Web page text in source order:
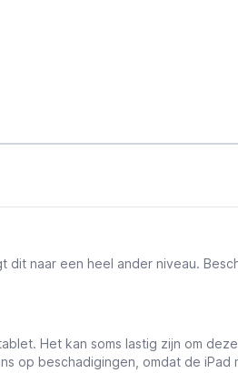
naar een heel ander niveau.
Het kan soms lastig zijn om
op beschadigingen, omdat de iPad